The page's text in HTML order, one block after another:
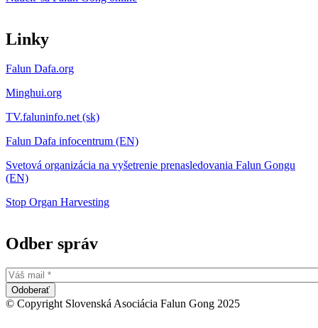
Linky
Falun Dafa.org
Minghui.org
TV.faluninfo.net (sk)
Falun Dafa infocentrum (EN)
Svetová organizácia na vyšetrenie prenasledovania Falun Gongu
(EN)
Stop Organ Harvesting
Odber správ
© Copyright Slovenská Asociácia Falun Gong 2025